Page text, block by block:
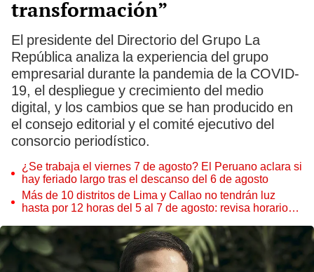
transformación”
El presidente del Directorio del Grupo La
República analiza la experiencia del grupo
empresarial durante la pandemia de la COVID-
19, el despliegue y crecimiento del medio
digital, y los cambios que se han producido en
el consejo editorial y el comité ejecutivo del
consorcio periodístico.
¿Se trabaja el viernes 7 de agosto? El Peruano aclara si
hay feriado largo tras el descanso del 6 de agosto
Más de 10 distritos de Lima y Callao no tendrán luz
hasta por 12 horas del 5 al 7 de agosto: revisa horarios y